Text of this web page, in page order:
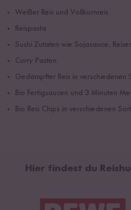
Weißer Reis und Vollkornreis
Reispasta
Sushi Zutaten wie Sojasauce,
Curry Pasten
Gedämpfter Reis in verschiedenen
Bio Fertigsaucen und 3 Minuten
Bio Reis Chips in verschiedenen
Hier findest du